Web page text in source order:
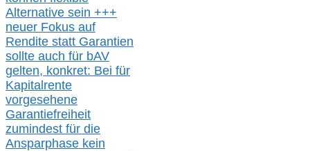
Alternative sein +++
neuer Fokus auf
Rendite statt Garantien
sollte auch für bAV
gelten, konkret: Bei für
Kapitalrente
vorgesehene
Garantiefreiheit
zumindest für die
Ansparphase kein